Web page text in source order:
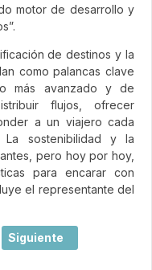
motor de desarrollo y
de destinos y la
como palancas clave
más avanzado y de
flujos, ofrecer
a un viajero cada
sostenibilidad y la
pero hoy por hoy,
para encarar con
el representante del
aumento creciente
Artículo siguiente:
Siguiente